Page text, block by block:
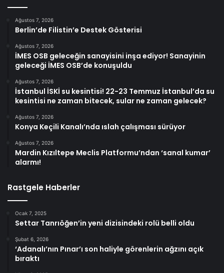
Ağustos 7, 2026
Berlin’de Filistin’e Destek Gösterisi
Ağustos 7, 2026
İMES OSB geleceğin sanayisini inşa ediyor! Sanayinin
geleceği İMES OSB’de konuşuldu
Ağustos 7, 2026
İstanbul İSKİ su kesintisi! 22-23 Temmuz İstanbul’da su
kesintisi ne zaman bitecek, sular ne zaman gelecek?
Ağustos 7, 2026
Konya Keçili Kanalı’nda ıslah çalışması sürüyor
Ağustos 7, 2026
Mardin Kızıltepe Meclis Platformu’ndan ‘sanal kumar’
alarmı!
Rastgele Haberler
Ocak 7, 2025
Settar Tanrıöğen’in yeni dizisindeki rolü belli oldu
Şubat 6, 2026
‘Adanalı’nın Pınar’ı son haliyle görenlerin ağzını açık
bıraktı